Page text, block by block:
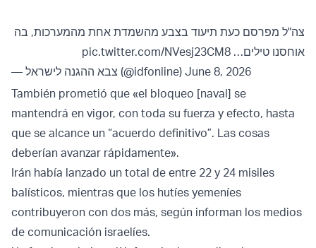
צה"ל מפרסם כעת תיעוד בצבע מהשמדת אחת מהמערכות, בה
אוחסנו טילים… pic.twitter.com/NVesj23CM8
— צבא ההגנה לישראל (@idfonline) June 8, 2026
También prometió que «el bloqueo [naval] se
mantendrá en vigor, con toda su fuerza y efecto, hasta
que se alcance un “acuerdo definitivo”. Las cosas
deberían avanzar rápidamente».
Irán había lanzado un total de entre 22 y 24 misiles
balísticos, mientras que los hutíes yemeníes
contribuyeron con dos más, según informan los medios
de comunicación israelíes.